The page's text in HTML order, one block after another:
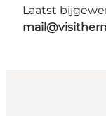
Laatst